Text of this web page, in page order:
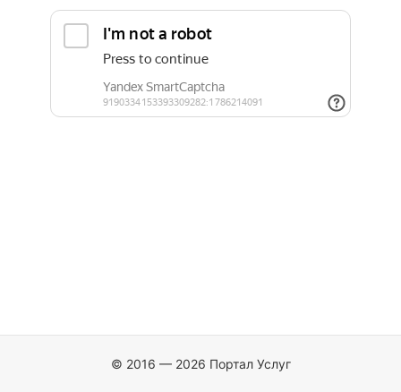
© 2016 — 2026 Портал Услуг